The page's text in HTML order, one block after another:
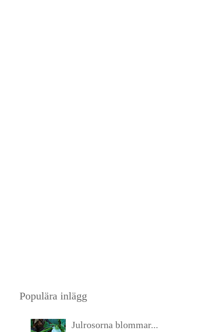
Populära inlägg
Julrosorna blommar...